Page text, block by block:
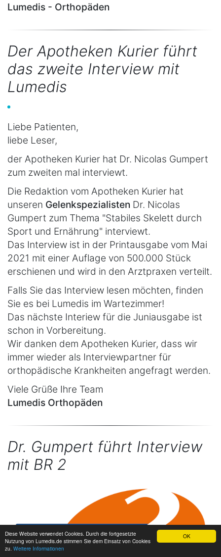
OK
Diese Website verwendet Cookies. Durch die fortgesetzte
Nutzung von Lumedis.de stimmen Sie dem Einsatz von Cookies
zu. Weitere Informationen
Lumedis - Orthopäden
Der Apotheken Kurier führt
das zweite Interview mit
Lumedis
Liebe Patienten,
liebe Leser,
der Apotheken Kurier hat Dr. Nicolas Gumpert
zum zweiten mal interviewt.
Die Redaktion vom Apotheken Kurier hat
unseren Gelenkspezialisten Dr. Nicolas
Gumpert zum Thema "Stabiles Skelett durch
Sport und Ernährung" interviewt.
Das Interview ist in der Printausgabe vom Mai
2021 mit einer Auflage von 500.000 Stück
erschienen und wird in den Arztpraxen verteilt.
Falls Sie das Interview lesen möchten, finden
Sie es bei Lumedis im Wartezimmer!
Das nächste Interiew für die Juniausgabe ist
schon in Vorbereitung.
Wir danken dem Apotheken Kurier, dass wir
immer wieder als Interviewpartner für
orthopädische Krankheiten angefragt werden.
Viele Grüße Ihre Team
Lumedis Orthopäden
Dr. Gumpert führt Interview
mit BR 2